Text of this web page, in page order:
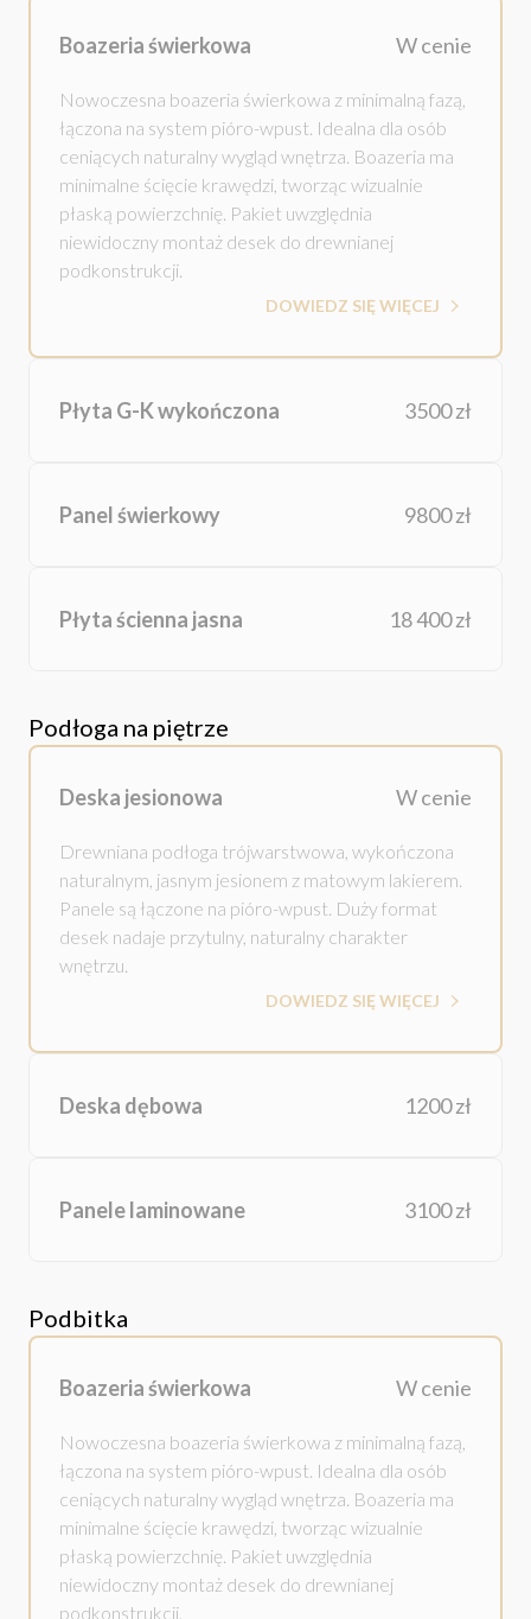
Boazeria świerkowa W cenie
Nowoczesna boazeria świerkowa z minimalną fazą,
łączona na system pióro-wpust. Idealna dla osób
ceniących naturalny wygląd wnętrza. Boazeria ma
minimalne ścięcie krawędzi, tworząc wizualnie
płaską powierzchnię. Pakiet uwzględnia
niewidoczny montaż desek do drewnianej
podkonstrukcji.
DOWIEDZ SIĘ WIĘCEJ
Płyta G-K wykończona 3500 zł
Panel świerkowy 9800 zł
Płyta ścienna jasna 18 400 zł
Podłoga na piętrze
Deska jesionowa W cenie
Drewniana podłoga trójwarstwowa, wykończona
naturalnym, jasnym jesionem z matowym lakierem.
Panele są łączone na pióro-wpust. Duży format
desek nadaje przytulny, naturalny charakter
wnętrzu.
DOWIEDZ SIĘ WIĘCEJ
Deska dębowa 1200 zł
Panele laminowane 3100 zł
Podbitka
Boazeria świerkowa W cenie
Nowoczesna boazeria świerkowa z minimalną fazą,
łączona na system pióro-wpust. Idealna dla osób
ceniących naturalny wygląd wnętrza. Boazeria ma
minimalne ścięcie krawędzi, tworząc wizualnie
płaską powierzchnię. Pakiet uwzględnia
niewidoczny montaż desek do drewnianej
podkonstrukcji.